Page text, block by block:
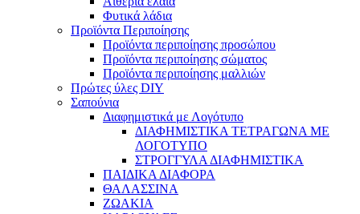
Φυτικά λάδια
Προϊόντα Περιποίησης
Προϊόντα περιποίησης προσώπου
Προϊόντα περιποίησης σώματος
Προϊόντα περιποίησης μαλλιών
Πρώτες ύλες DIY
Σαπούνια
Διαφημιστικά με Λογότυπο
ΔΙΑΦΗΜΙΣΤΙΚΑ ΤΕΤΡΑΓΩΝΑ ΜΕ
ΛΟΓΟΤΥΠΟ
ΣΤΡΟΓΓΥΛΑ ΔΙΑΦΗΜΙΣΤΙΚΑ
ΠΑΙΔΙΚΑ ΔΙΑΦΟΡΑ
ΘΑΛΑΣΣΙΝΑ
ΖΩΑΚΙΑ